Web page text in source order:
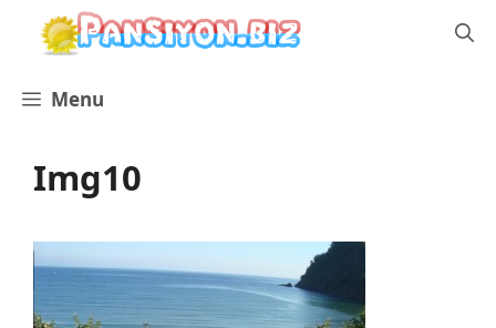
İçeriğe
Menu
Img10